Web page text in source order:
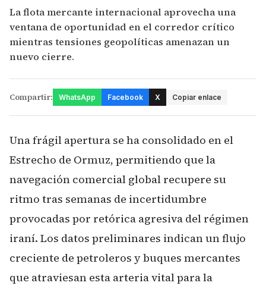
La flota mercante internacional aprovecha una
ventana de oportunidad en el corredor crítico
mientras tensiones geopolíticas amenazan un
nuevo cierre.
Compartir: WhatsApp Facebook X Copiar enlace
Una frágil apertura se ha consolidado en el
Estrecho de Ormuz, permitiendo que la
navegación comercial global recupere su
ritmo tras semanas de incertidumbre
provocadas por retórica agresiva del régimen
iraní. Los datos preliminares indican un flujo
creciente de petroleros y buques mercantes
que atraviesan esta arteria vital para la